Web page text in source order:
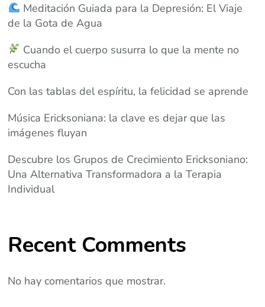
Meditación Guiada para la Depresión: El Viaje
de la Gota de Agua
Cuando el cuerpo susurra lo que la mente no
escucha
Con las tablas del espíritu, la felicidad se aprende
Música Ericksoniana: la clave es dejar que las
imágenes fluyan
Descubre los Grupos de Crecimiento Ericksoniano:
Una Alternativa Transformadora a la Terapia
Individual
Recent Comments
No hay comentarios que mostrar.